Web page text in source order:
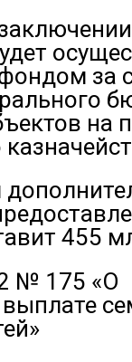
за
на
455
№ 175 «О